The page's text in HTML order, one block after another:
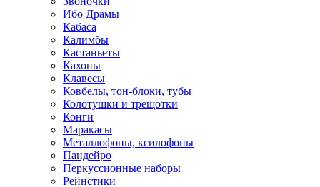
Ибо Драмы
Кабаса
Калимбы
Кастаньеты
Кахоны
Клавесы
Ковбелы, тон-блоки, тубы
Колотушки и трещотки
Конги
Маракасы
Металлофоны, ксилофоны
Пандейро
Перкуссионные наборы
Рейнстики